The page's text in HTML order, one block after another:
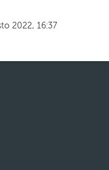
2022, 16:37